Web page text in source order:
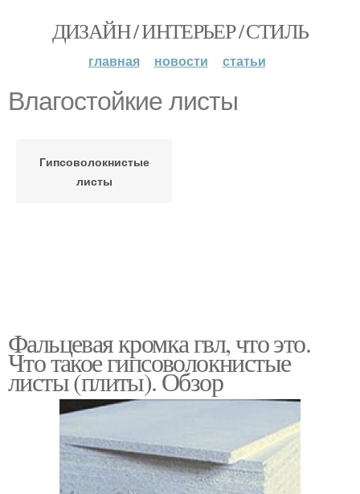
ДИЗАЙН / ИНТЕРЬЕР / СТИЛЬ
главная новости статьи
Влагостойкие листы
Гипсоволокнистые
листы
Фальцевая кромка гвл, что это.
Что такое гипсоволокнистые
листы (плиты). Обзор